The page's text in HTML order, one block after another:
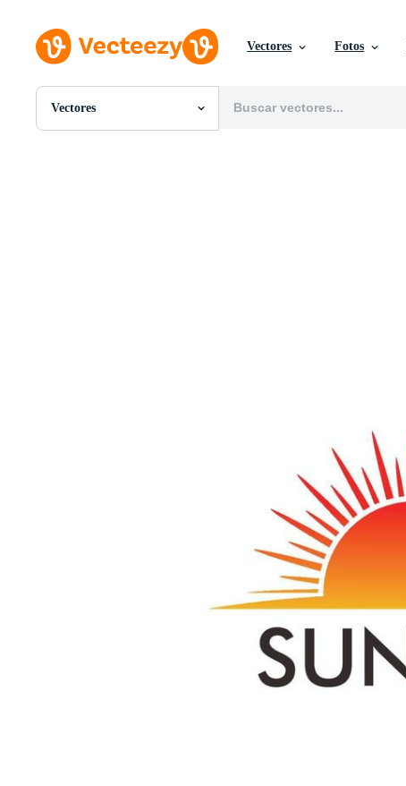
Vectores Fotos
Vectores
Todas Imágenes